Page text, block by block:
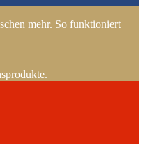
mehr. So funktioniert